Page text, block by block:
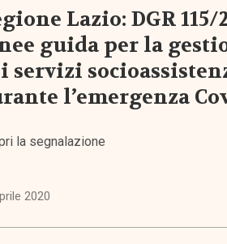
e
Lazio: DGR 115/
guida per la
servizi
l’emergenza
la segnalazione
2020